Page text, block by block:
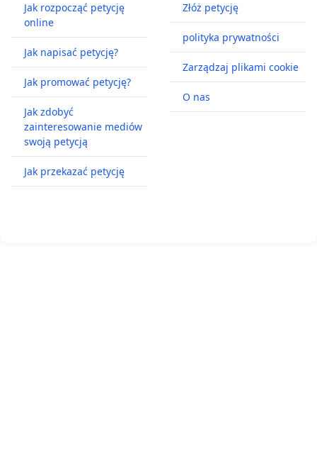
Jak rozpocząć petycję
online
Jak napisać petycję?
Jak promować petycję?
Jak zdobyć
zainteresowanie mediów
swoją petycją
Jak przekazać petycję
Złóż petycję
polityka prywatności
Zarządzaj plikami cookie
O nas